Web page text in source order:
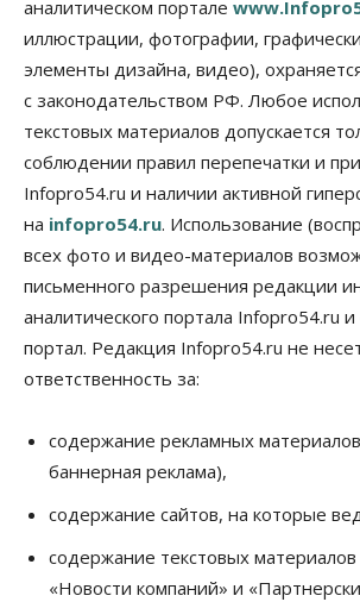
07 Августа 2026, 17:00
Бизнес Недвижимость Общество
Новосибирцы стали
дома по упрощенной схеме
07 Августа 2026, 16:00
Власть Право&Порядок
Роспотребнадзор изъял почти
мяса в Новосибирской области
07 Августа 2026, 15:00
Расходы новосибирцев на спорт
за полгода
07 Августа 2026, 14:00
В Новосибирске многодетным
07 Августа 2026, 13:55
аналитическом портале
иллюстрации, фотографии,
элементы дизайна, видео),
с законодательством РФ. Любое
текстовых материалов допускается
соблюдении правил перепечатки и
Infopro54.ru и наличии активной
на infopro54.ru. Использование
всех фото и видео-материалов
письменного разрешения редакции
аналитического портала Infopro54.ru и
портал. Редакция Infopro54.ru не
ответственность за:
содержание рекламных
баннерная реклама),
содержание сайтов, на которые
содержание текстовых
«Новости компаний» и